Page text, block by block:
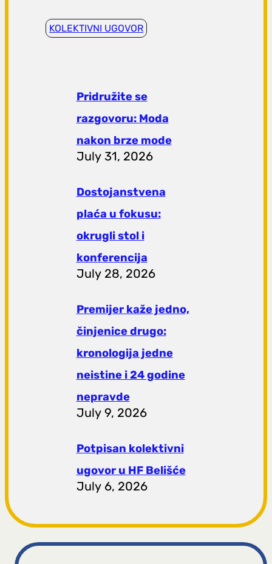
KOLEKTIVNI UGOVOR
Pridružite se
razgovoru: Moda
nakon brze mode
July 31, 2026
Dostojanstvena
plaća u fokusu:
okrugli stol i
konferencija
July 28, 2026
Premijer kaže jedno,
činjenice drugo:
kronologija jedne
neistine i 24 godine
nepravde
July 9, 2026
Potpisan kolektivni
ugovor u HF Belišće
July 6, 2026